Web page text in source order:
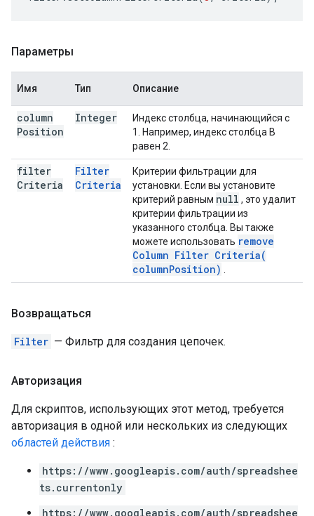
Параметры
Имя Тип Описание
column
Position
Integer
Индекс столбца, начинающийся с
1. Например, индекс столбца B
равен 2.
filter
Criteria
Filter
Criteria
Критерии фильтрации для
установки. Если вы установите
критерий равным null , это удалит
критерии фильтрации из
указанного столбца. Вы также
можете использовать remove
Column Filter Criteria(
columnPosition)
Возвращаться
Filter — Фильтр для создания цепочек.
Авторизация
Для скриптов, использующих этот метод, требуется
авторизация в одной или нескольких из следующих
областей действия :
https://www.googleapis.com/auth/spreadshee
ts.currentonly
https://www.googleapis.com/auth/spreadshee